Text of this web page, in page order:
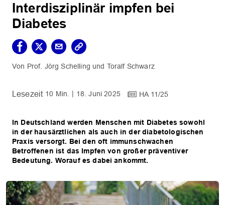
Interdisziplinär impfen bei
Diabetes
Prof. Jörg Schelling Toralf Schwarz
10 Min. 18. Juni 2025 HA 11/25
In Deutschland werden Menschen mit Diabetes sowohl
in der hausärztlichen als auch in der diabetologischen
Praxis versorgt. Bei den oft immunschwachen
Betroffenen ist das Impfen von großer präventiver
Bedeutung. Worauf es dabei ankommt.